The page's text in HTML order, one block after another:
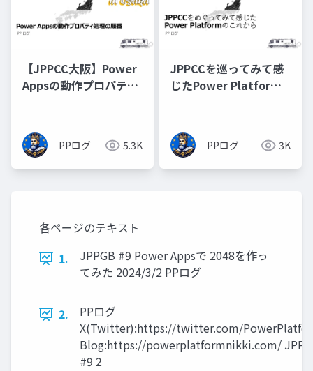
【JPPCC大阪】Power
Appsの動作プロパティ
PPログ 5.3K
JPPCCを巡ってみて感
じたPower Platform
PPログ 3K
各ページのテキスト
1.
JPPGB #9 Power Appsで 2048を作っ
てみた 2024/3/2 PPログ
2.
PPログ
X(Twitter):https://twitter.com/
Blog:https://powerplatformnikki.com/
#9 2